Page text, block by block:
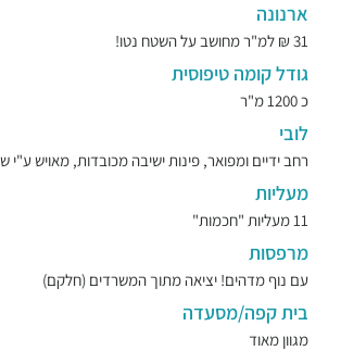
ארנונה
31 ₪ למ"ר מחושב על השטח נטו!
גודל קומה טיפוסית
כ 1200 מ"ר
לובי
רחב ידיים ומפואר, פינות ישיבה מכובדות, מאויש ע"י
מעליות
11 מעליות "חכמות"
מרפסות
עם נוף מדהים! יציאה מתוך המשרדים (חלקם)
בית קפה/מסעדה
מגוון מאוד